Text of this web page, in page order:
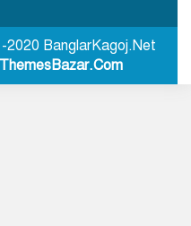
পদার্পণBanglarKagoj.Net
ThemesBazar.Com